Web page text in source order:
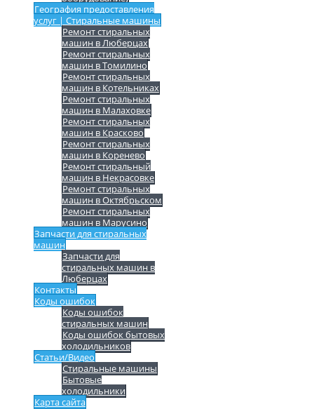
География предоставления
услуг | Стиральные машины
Ремонт стиральных
машин в Люберцах
Ремонт стиральных
машин в Томилино
Ремонт стиральных
машин в Котельниках
Ремонт стиральных
машин в Малаховке
Ремонт стиральных
машин в Красково
Ремонт стиральных
машин в Коренево
Ремонт стиральный
машин в Некрасовке
Ремонт стиральных
машин в Октябрьском
Ремонт стиральных
машин в Марусино
Запчасти для стиральных
машин
Запчасти для
стиральных машин в
Люберцах
Контакты
Коды ошибок
Коды ошибок
стиральных машин
Коды ошибок бытовых
холодильников
Статьи/Видео
Стиральные машины
Бытовые
холодильники
Карта сайта